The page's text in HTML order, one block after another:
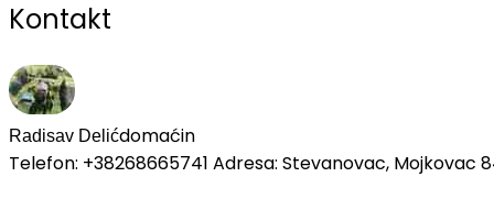
Kontakt
Radisav Delićdomaćin
Telefon: +38268665741 Adresa: Stevanovac, Mojkovac